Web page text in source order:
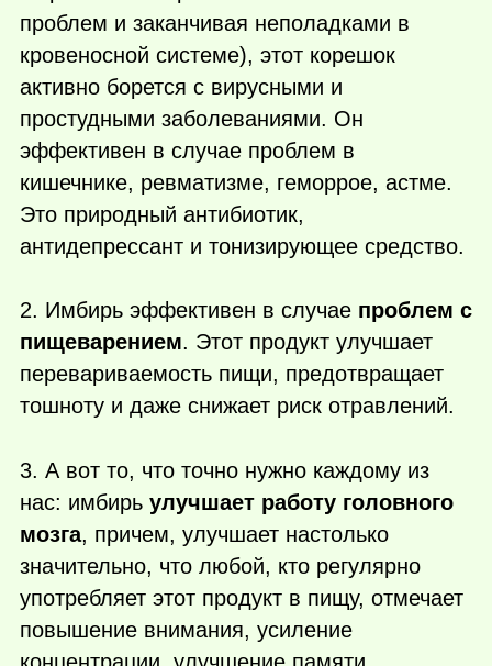
проблем и заканчивая неполадками в
кровеносной системе), этот корешок
активно борется с вирусными и
простудными заболеваниями. Он
эффективен в случае проблем в
кишечнике, ревматизме, геморрое, астме.
Это природный антибиотик,
антидепрессант и тонизирующее средство.
2. Имбирь эффективен в случае проблем с
пищеварением. Этот продукт улучшает
перевариваемость пищи, предотвращает
тошноту и даже снижает риск отравлений.
3. А вот то, что точно нужно каждому из
нас: имбирь улучшает работу головного
мозга, причем, улучшает настолько
значительно, что любой, кто регулярно
употребляет этот продукт в пищу, отмечает
повышение внимания, усиление